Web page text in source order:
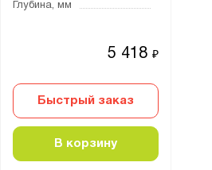
Глубина, мм
5 418₽
Быстрый заказ
В корзину